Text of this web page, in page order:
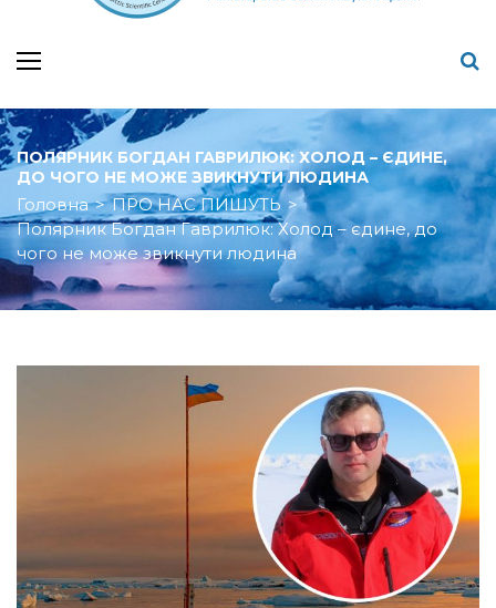
ПОЛЯРНИК БОГДАН ГАВРИЛЮК: ХОЛОД – ЄДИНЕ,
ДО ЧОГО НЕ МОЖЕ ЗВИКНУТИ ЛЮДИНА
Головна > ПРО НАС ПИШУТЬ >
Полярник Богдан Гаврилюк: Холод – єдине, до
чого не може звикнути людина